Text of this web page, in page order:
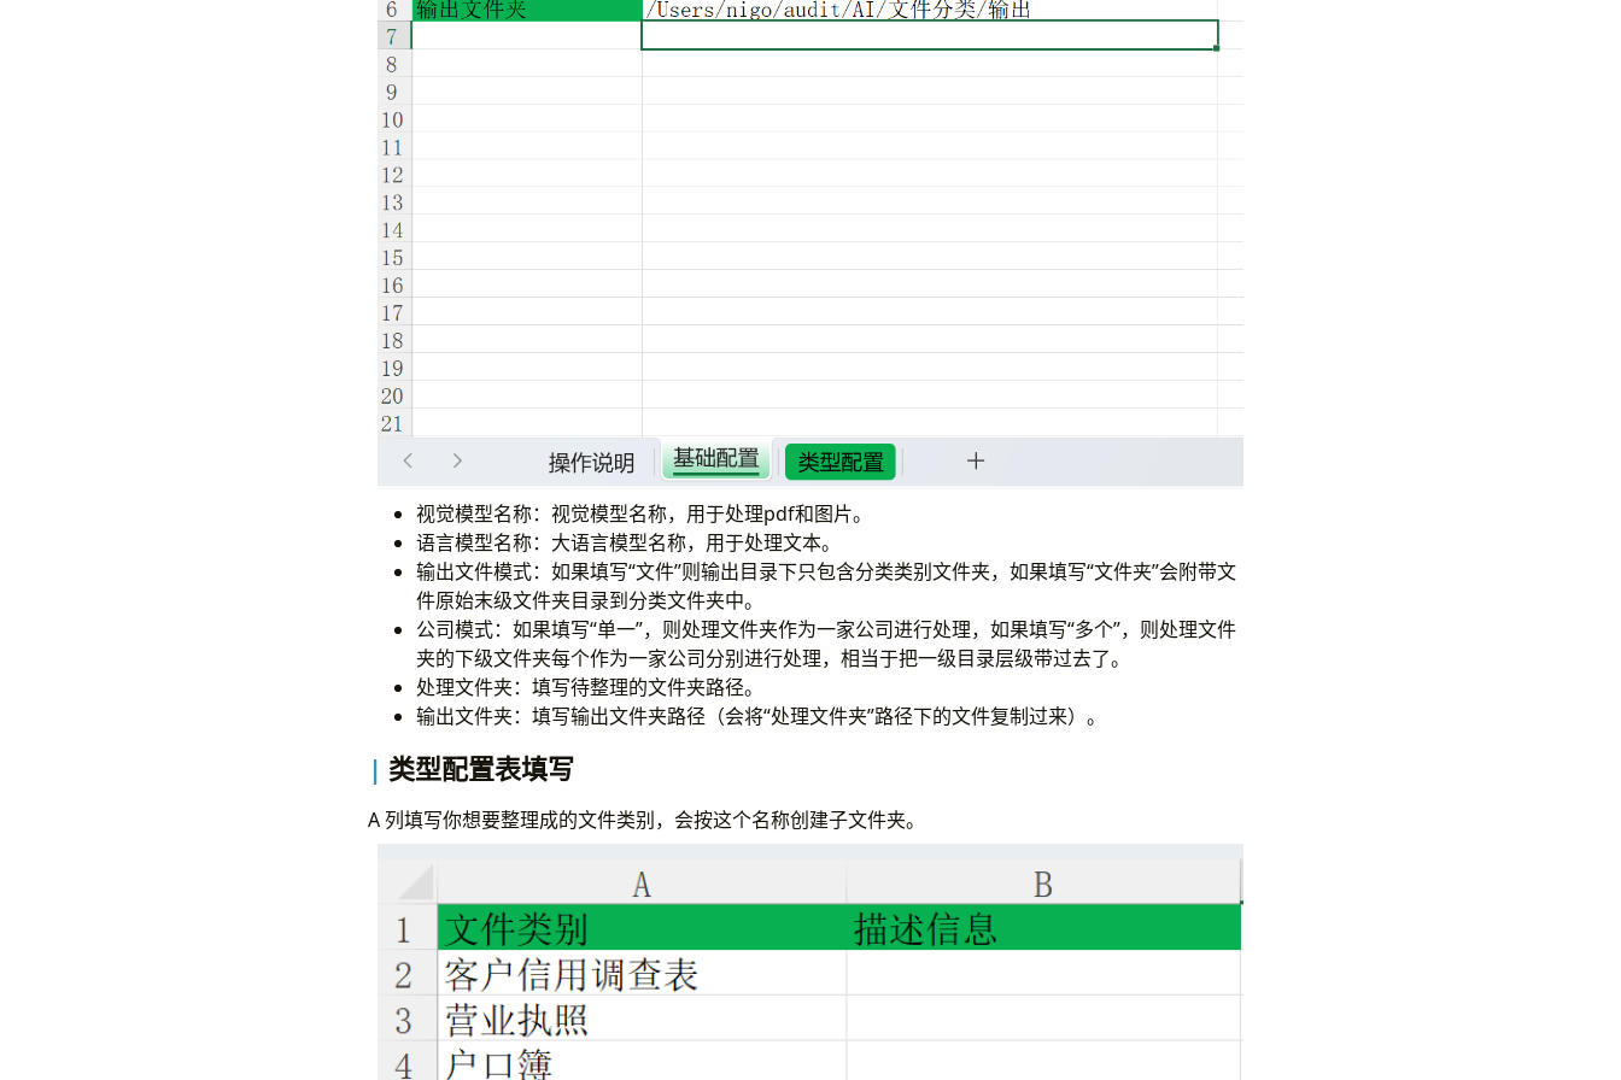
视觉模型名称：视觉模型名称，用于处理pdf和图片。
语言模型名称：大语言模型名称，用于处理文本。
输出文件模式：如果填写“文件”则输出目录下只包含分类类别文件夹，如果填写“文件夹”会附带文
件原始末级文件夹目录到分类文件夹中。
公司模式：如果填写“单一”，则处理文件夹作为一家公司进行处理，如果填写“多个”，则处理文件
夹的下级文件夹每个作为一家公司分别进行处理，相当于把一级目录层级带过去了。
处理文件夹：填写待整理的文件夹路径。
输出文件夹：填写输出文件夹路径（会将“处理文件夹”路径下的文件复制过来）。
类型配置表填写
A 列填写你想要整理成的文件类别，会按这个名称创建子文件夹。